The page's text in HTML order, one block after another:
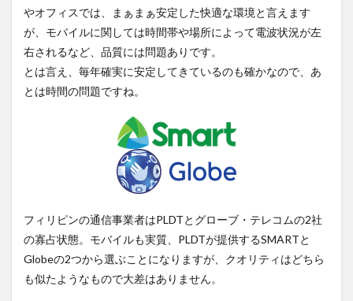
やオフィスでは、まぁまぁ安定した快適な環境と言えます
が、モバイルに関しては時間帯や場所によって電波状況が左
右されるなど、品質には問題ありです。
とは言え、毎年確実に安定してきているのも確かなので、あ
とは時間の問題ですね。
フィリピンの通信事業者はPLDTとグローブ・テレコムの2社
の寡占状態。モバイルも実質、PLDTが提供するSMARTと
Globeの2つから選ぶことになりますが、クオリティはどちら
も似たようなもので大差はありません。